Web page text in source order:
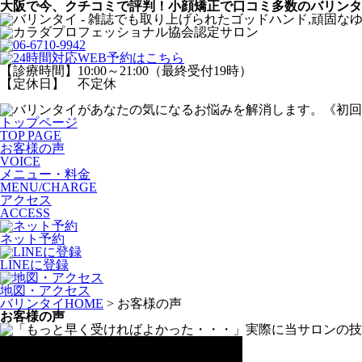
大阪で今、クチコミで評判！小顔矯正で口コミ多数のバリン
【診療時間】10:00～21:00（最終受付19時）
【定休日】 不定休
トップページ
TOP PAGE
お客様の声
VOICE
メニュー・料金
MENU/CHARGE
アクセス
ACCESS
ネット予約
LINEに登録
地図・アクセス
バリンタイHOME > お客様の声
お客様の声